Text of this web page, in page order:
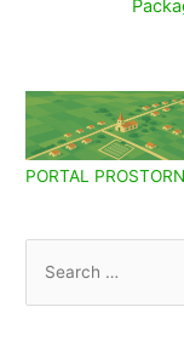
PORTAL